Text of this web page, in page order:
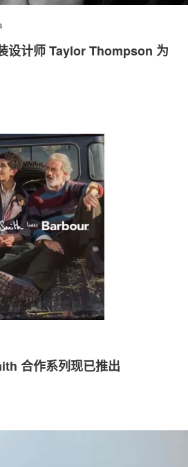
设计师 Taylor Thompson 为
合作系列现已推出